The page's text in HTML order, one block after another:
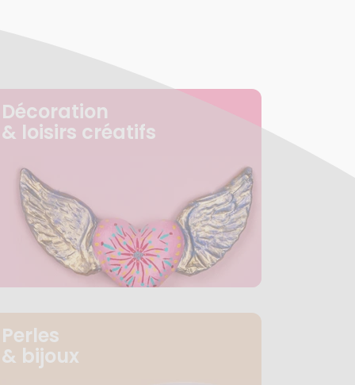
Décoration
& loisirs créatifs
Perles
& bijoux